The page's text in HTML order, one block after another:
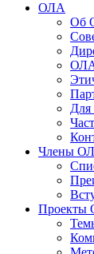
ОЛА
Об
Члены
Проекты